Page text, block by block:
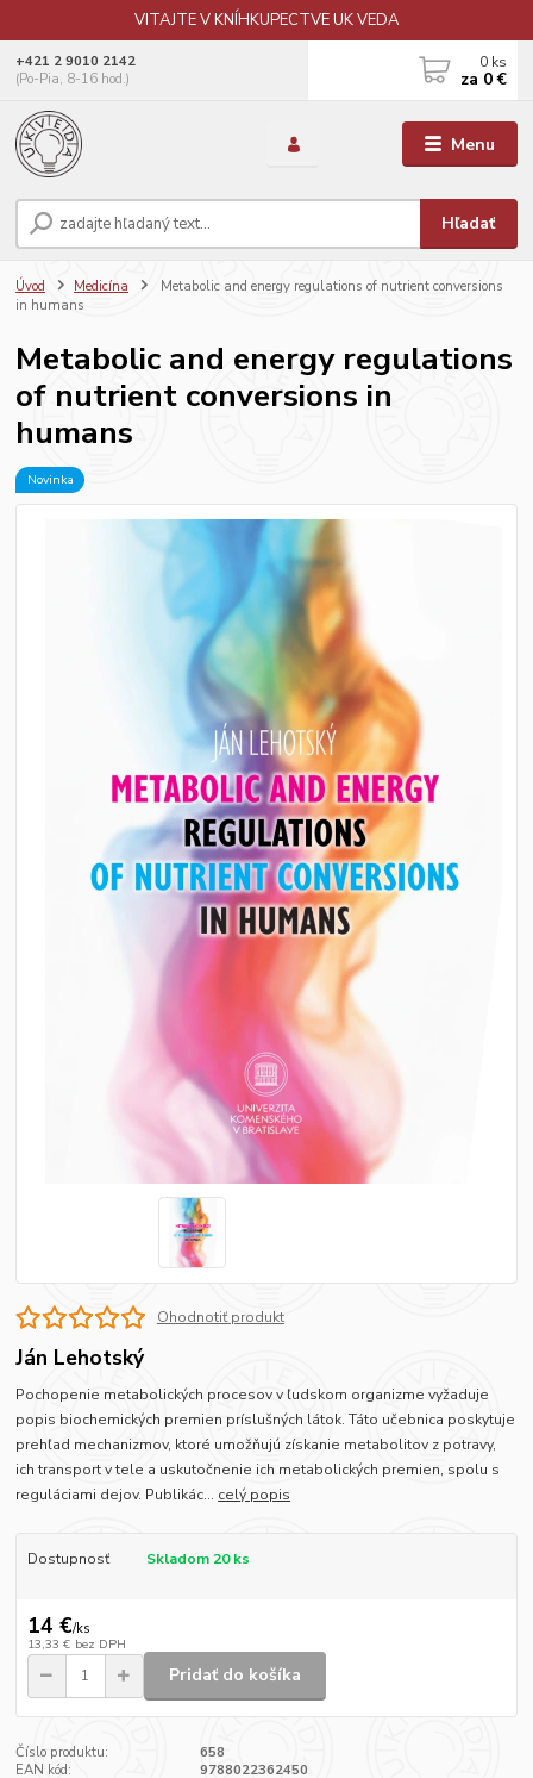
VITAJTE V KNÍHKUPECTVE UK VEDA
Menu
Hľadať
+421 2 9010 2142
(Po-Pia, 8-16 hod.)
0 ks
za 0 €
Úvod Medicína
Metabolic and energy regulations of nutrient conversions
in humans
Metabolic and energy regulations
of nutrient conversions in
humans
Novinka
Ohodnotiť produkt
Ján Lehotský
Pochopenie metabolických procesov v ľudskom organizme vyžaduje
popis biochemických premien príslušných látok. Táto učebnica poskytuje
prehľad mechanizmov, ktoré umožňujú získanie metabolitov z potravy,
ich transport v tele a uskutočnenie ich metabolických premien, spolu s
reguláciami dejov. Publikác... celý popis
Dostupnosť Skladom 20 ks
14 €/ks
13,33 € bez DPH
Pridať do košíka
Číslo produktu:
658
EAN kód:
9788022362450